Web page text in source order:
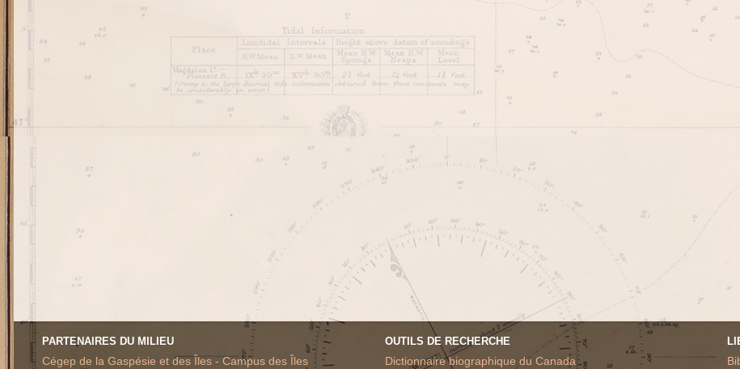
PARTENAIRES DU MILIEU
Cégep de la Gaspésie et des Îles - Campus des Îles
OUTILS DE RECHERCHE
Dictionnaire biographique du Canada